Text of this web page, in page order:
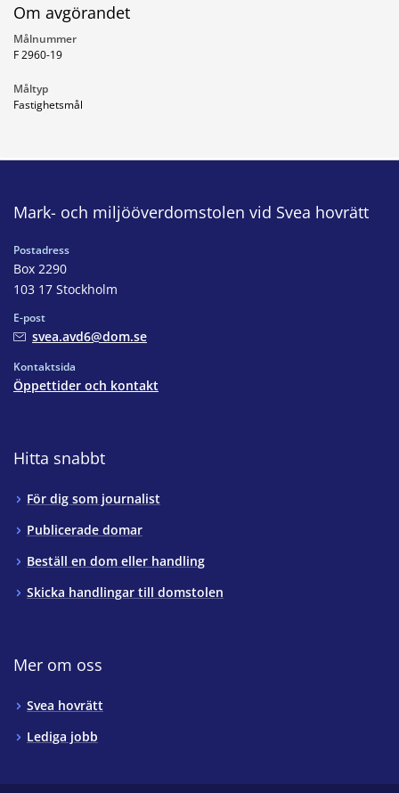
Om avgörandet
Målnummer
F 2960-19
Måltyp
Fastighetsmål
Mark- och miljööverdomstolen vid Svea hovrätt
Postadress
Box 2290
103 17 Stockholm
E-post
svea.avd6@dom.se
Kontaktsida
Öppettider och kontakt
Hitta snabbt
För dig som journalist
Publicerade domar
Beställ en dom eller handling
Skicka handlingar till domstolen
Mer om oss
Svea hovrätt
Lediga jobb